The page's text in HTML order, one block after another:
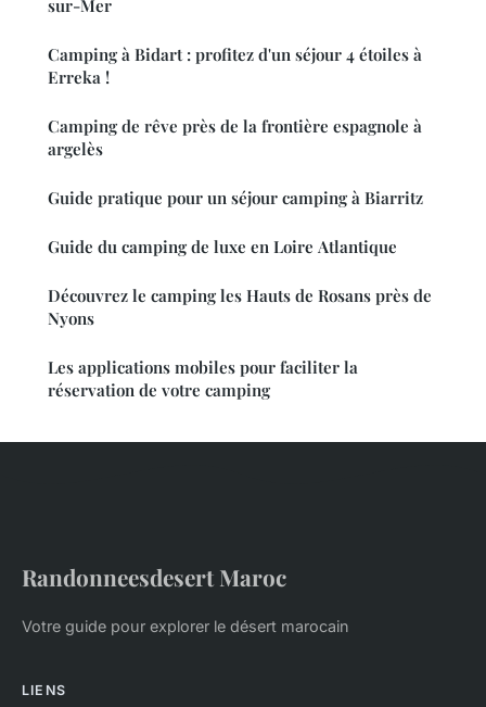
sur-Mer
Camping à Bidart : profitez d'un séjour 4 étoiles à
Erreka !
Camping de rêve près de la frontière espagnole à
argelès
Guide pratique pour un séjour camping à Biarritz
Guide du camping de luxe en Loire Atlantique
Découvrez le camping les Hauts de Rosans près de
Nyons
Les applications mobiles pour faciliter la
réservation de votre camping
Randonneesdesert Maroc
Votre guide pour explorer le désert marocain
LIENS